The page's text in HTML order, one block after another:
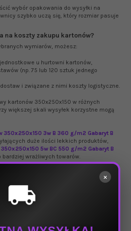
×
local_shipping
wybór opakowania do wysyłki na
szybko uczą się, który rozmiar pasuje
na koszty zakupu kartonów?
wymiarów, możesz:
u hurtowni kartonów,
(np. 75 lub 120 sztuk jednego
i związane z nimi koszty logistyczne.
kartonów 350x250x150 w różnych
większej skali wysyłek korzystne mogą
350x250x150 3w B 360 g/m2 Gabaryt B
duże ilości lekkich produktów,
5w BC 550 g/m2 Gabaryt B
bardziej wrażliwych towarów.
możesz zacząć od mniejszych
360 g/m2 Gabaryt B InPost - 20 szt.
550 g/m2 Gabaryt B InPost - 10 szt.
kartonów